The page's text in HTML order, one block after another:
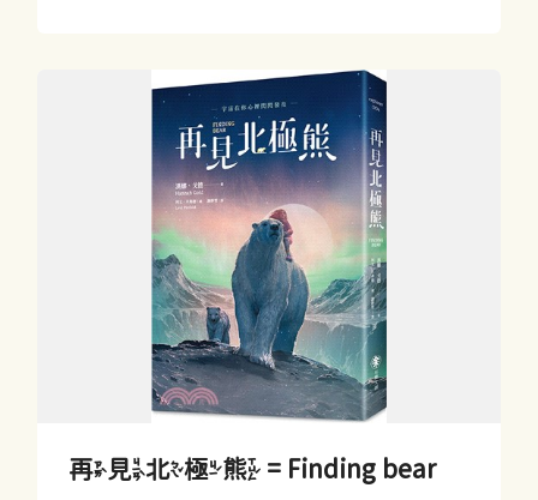
再見北極熊 = Finding bear